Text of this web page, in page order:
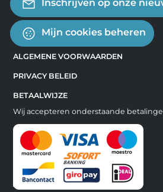
Inschrijven op onze
Mijn cookies beheren
ALGEMENE VOORWAARDEN
PRIVACY BELEID
BETAALWIJZE
Wij accepteren onderstaande